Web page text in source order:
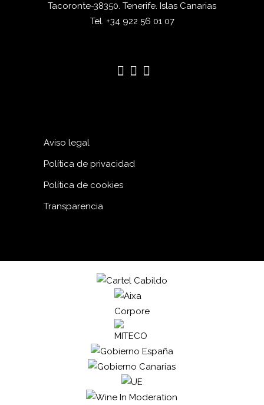
Tacoronte-38350. Tenerife. Islas Canarias
Tel. +34 922 56 01 07
Aviso legal
Política de privacidad
Política de cookies
Transparencia